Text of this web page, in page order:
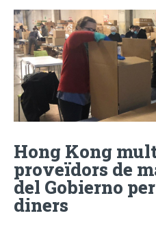
Hong Kong
proveïdors de
del Gobierno
diners